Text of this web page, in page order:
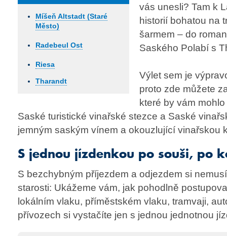
Míšeň Altstadt (Staré
Město)
Radebeul Ost
Riesa
Tharandt
vás unesli? Tam k
historií bohatou na
šarmem – do
Saského Polabí s
Výlet sem je
proto zde můžete
které by vám
Saské turistické vinařské stezce a Saské
jemným saským vínem a okouzlující vinařskou
S jednou jízdenkou po souši, po
S bezchybným příjezdem a odjezdem si
starosti: Ukážeme vám, jak pohodlně
lokálním vlaku, příměstském vlaku, tramvaji,
přívozech si vystačíte jen s jednou jednotnou